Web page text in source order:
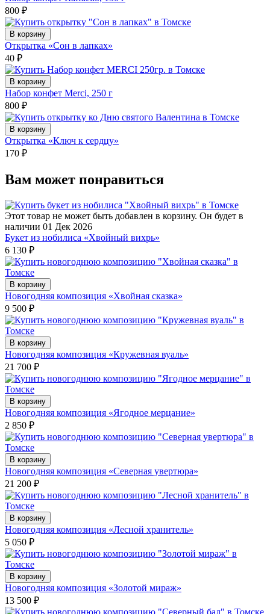
800 ₽
В корзину
Открытка «Сон в лапках»
40 ₽
В корзину
Набор конфет Merci, 250 г
800 ₽
В корзину
Открытка «Ключ к сердцу»
170 ₽
Вам может понравиться
Этот товар не может быть добавлен в корзину. Он будет в
наличии 01 Дек 2026
Букет из нобилиса «Хвойный вихрь»
6 130 ₽
В корзину
Новогодняя композиция «Хвойная сказка»
9 500 ₽
В корзину
Новогодняя композиция «Кружевная вуаль»
21 700 ₽
В корзину
Новогодняя композиция «Ягодное мерцание»
2 850 ₽
В корзину
Новогодняя композиция «Северная увертюра»
21 200 ₽
В корзину
Новогодняя композиция «Лесной хранитель»
5 050 ₽
В корзину
Новогодняя композиция «Золотой мираж»
13 500 ₽